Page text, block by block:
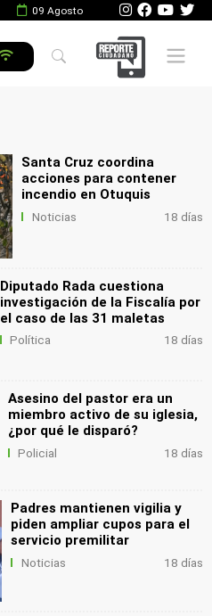
09 Agosto
Mobile
Santa Cruz coordina
acciones para contener
incendio en Otuquis
Noticias 18 días
Diputado Rada cuestiona
investigación de la Fiscalía por
el caso de las 31 maletas
Política 18 días
Asesino del pastor era un
miembro activo de su iglesia,
¿por qué le disparó?
Policial 18 días
Padres mantienen vigilia y
piden ampliar cupos para el
servicio premilitar
Noticias 18 días